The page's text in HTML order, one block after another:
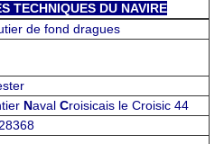
TECHNIQUES DU NAVIRE
de fond dragues
Naval Croisicais le Croisic 44